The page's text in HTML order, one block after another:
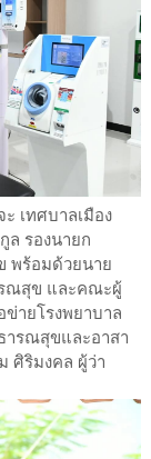
เทศบาลเมือง
ล รองนายก
พร้อมด้วยนาย
ณสุข และคณะผู้
ายโรงพยาบาล
ารณสุขและอาสา
ศิริมงคล ผู้ว่า